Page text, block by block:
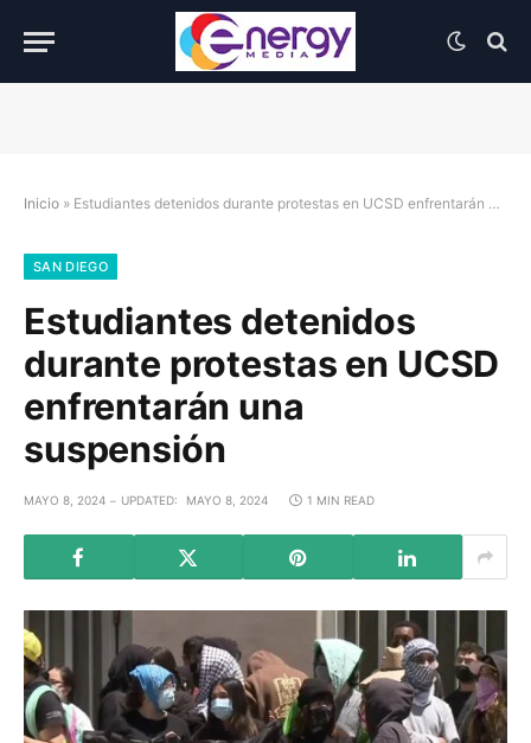
Inicio » Estudiantes detenidos durante protestas en UCSD enfrentarán una suspensión
SAN DIEGO
Estudiantes detenidos
durante protestas en UCSD
enfrentarán una
suspensión
MAYO 8, 2024 UPDATED: MAYO 8, 2024 1 MIN READ